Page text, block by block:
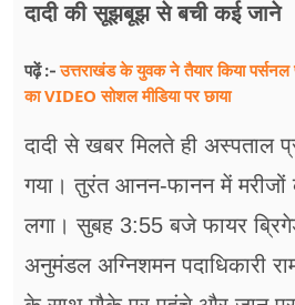
दादी की सूझबूझ से बची कई जाने
पढ़ें :-उत्तराखंड के युवक ने तैयार किया
का VIDEO सोशल मीडिया पर छाया
दादी से खबर मिलते ही अस्पताल
गया। तुरंत आनन-फानन में मरीजों
लगा। सुबह 3:55 बजे फायर
अनुमंडल अग्निशमन पदाधिकारी